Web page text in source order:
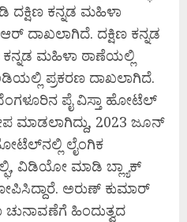
ದಕ್ಷಿಣ ಕನ್ನಡ ಮಹಿಳಾ
ದಾಖಲಾಗಿದೆ. ದಕ್ಷಿಣ ಕನ್ನಡ
ಕನ್ನಡ ಮಹಿಳಾ ಠಾಣೆಯಲ್ಲಿ
ಪ್ರಕರಣ ದಾಖಲಾಗಿದೆ.
ಪೈ ವಿಸ್ತಾ ಹೋಟೆಲ್​
ಮಾಡಲಾಗಿದ್ದು, 2023 ಜೂನ್​
ಲೈಂಗಿಕ
ವಿಡಿಯೋ ಮಾಡಿ ಬ್ಲ್ಯಾಕ್​
ಅರುಣ್ ಕುಮಾರ್
ಚುನಾವಣೆಗೆ ಹಿಂದುತ್ವದ